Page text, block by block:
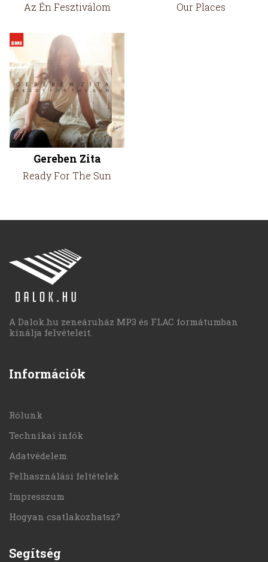
Az Én Fesztiválom Our Places
Gereben Zita
Ready For The Sun
A Dalok.hu zeneáruház MP3 és FLAC formátumban
kínálja felvételeit.
Információk
Rólunk
Technikai infók
Adatvédelem
Felhasználási feltételek
Impresszum
Hogyan csatlakozhatsz?
Segítség